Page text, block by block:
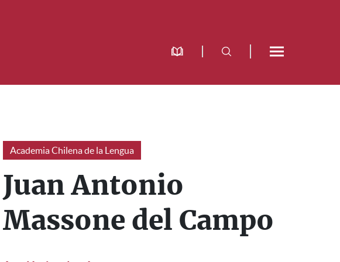
Academia Chilena de la Lengua
Juan Antonio
Massone del Campo